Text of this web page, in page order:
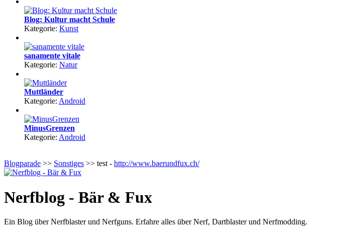
Blog: Kultur macht Schule
Kategorie: Kunst
sanamente vitale
Kategorie: Natur
Muttländer
Kategorie: Android
MinusGrenzen
Kategorie: Android
Blogparade >> Sonstiges >> test - http://www.baerundfux.ch/
Nerfblog - Bär & Fux
Ein Blog über Nerfblaster und Nerfguns. Erfahre alles über Nerf, Dartblaster und Nerfmodding.